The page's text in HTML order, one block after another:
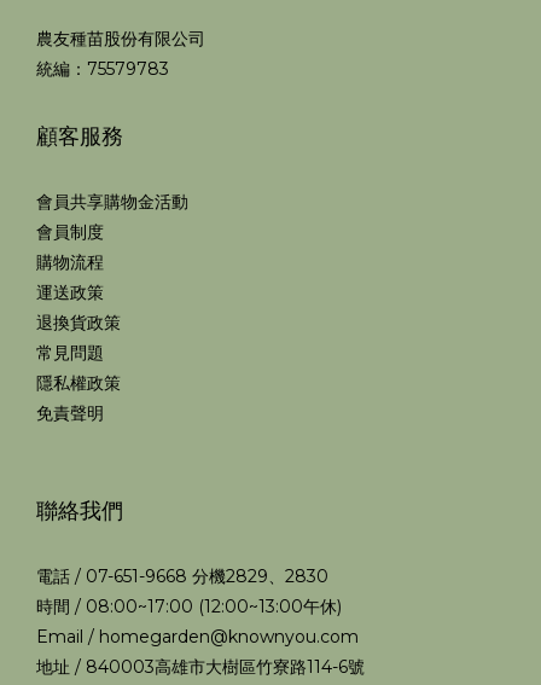
農友種苗股份有限公司
統編：75579783
顧客服務
會員共享購物金活動
會員制度
購物流程
運送政策
退換貨政策
常見問題
隱私權政策
免責聲明
聯絡我們
電話 / 07-651-9668 分機2829、2830
時間 / 08:00~17:00 (12:00~13:00午休)
Email / homegarden@knownyou.com
地址 / 840003高雄市大樹區竹寮路114-6號